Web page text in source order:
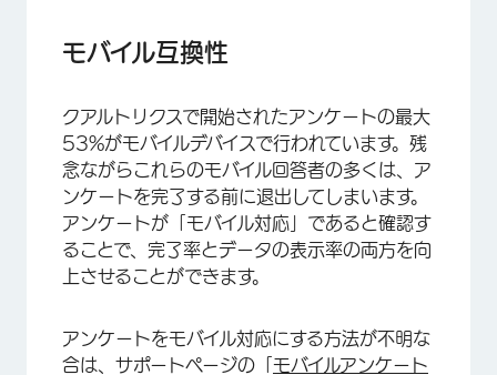
モバイル互換性
クアルトリクスで開始されたアンケートの最大
53%がモバイルデバイスで行われています。残
念ながらこれらのモバイル回答者の多くは、ア
ンケートを完了する前に退出してしまいます。
アンケートが「モバイル対応」であると確認す
ることで、完了率とデータの表示率の両方を向
上させることができます。
アンケートをモバイル対応にする方法が不明な
合は、サポートページの「 モバイルアンケート